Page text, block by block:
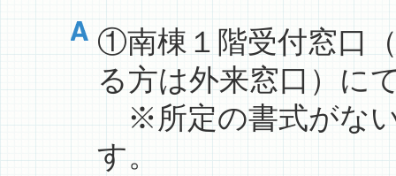
①南棟１階受付窓口
る方は外来窓口）に
※所定の書式がない
す。